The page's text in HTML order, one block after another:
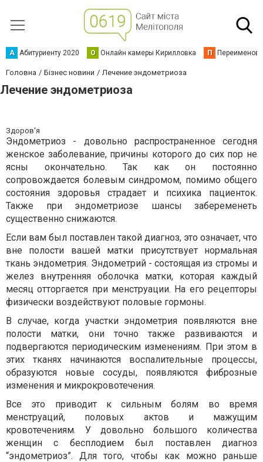
А Абитуриенту 2020 О Онлайн камеры Кирилловка П
Головна Бізнес новини Лечение эндометриоза
Лечение эндометриоза
Здоров'я
Эндометриоз - довольно распространенное сегодня
женское заболевание, причины которого до сих пор не
ясны окончательно. Так как он постоянно
сопровождается болевым синдромом, помимо общего
состояния здоровья страдает и психика пациенток.
Также при эндометриозе шансы забеременеть
существенно снижаются.
Если вам был поставлен такой диагноз, это означает, что
вне полости вашей матки присутствует нормальная
ткань эндометрия. Эндометрий - состоящая из стромы и
желез внутренняя оболочка матки, которая каждый
месяц отторгается при менструации. На его рецепторы
физически воздействуют половые гормоны.
В случае, когда участки эндометрия появляются вне
полости матки, они точно также развиваются и
подвергаются периодическим изменениям. При этом в
этих тканях начинаются воспалительные процессы,
образуются новые сосуды, появляются фиброзные
изменения и микрокровотечения.
Все это приводит к сильным болям во время
менструаций, половых актов и мажущим
кровотечениям. У довольно большого количества
женщин с бесплодием был поставлен диагноз
“эндометриоз”. Для того, чтобы как можно раньше